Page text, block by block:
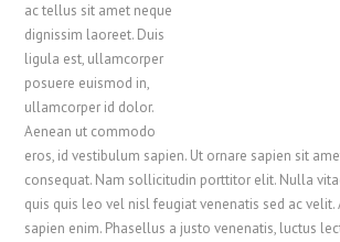
ac tellus sit amet neque
dignissim laoreet. Duis
ligula est, ullamcorper
posuere euismod in,
ullamcorper id dolor.
Aenean ut commodo
eros, id vestibulum sapien. Ut ornare sapien sit
consequat. Nam sollicitudin porttitor elit. Nulla
quis quis leo vel nisl feugiat venenatis sed ac velit.
sapien enim. Phasellus a justo venenatis, luctus